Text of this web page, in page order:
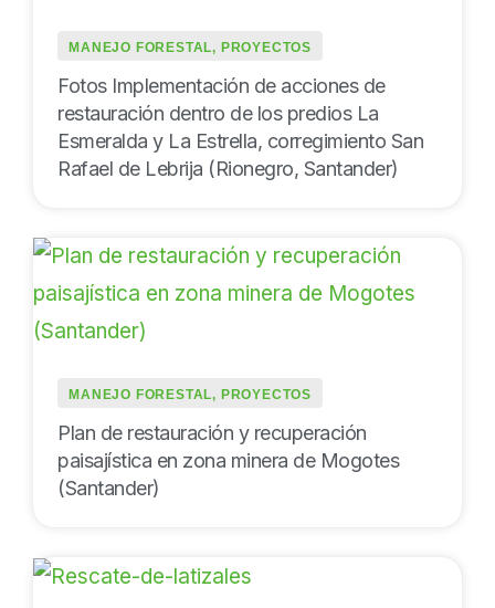
Fotos Implementación de acciones de
restauración dentro de los predios La
Esmeralda y La Estrella, corregimiento San
Rafael de Lebrija (Rionegro, Santander)
MANEJO FORESTAL, PROYECTOS
Plan de restauración y recuperación
paisajística en zona minera de Mogotes
(Santander)
MANEJO FORESTAL, PROYECTOS